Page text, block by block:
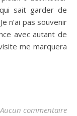
sait garder de
n’ai pas souvenir
avec autant de
me marquera
Aucun commentaire